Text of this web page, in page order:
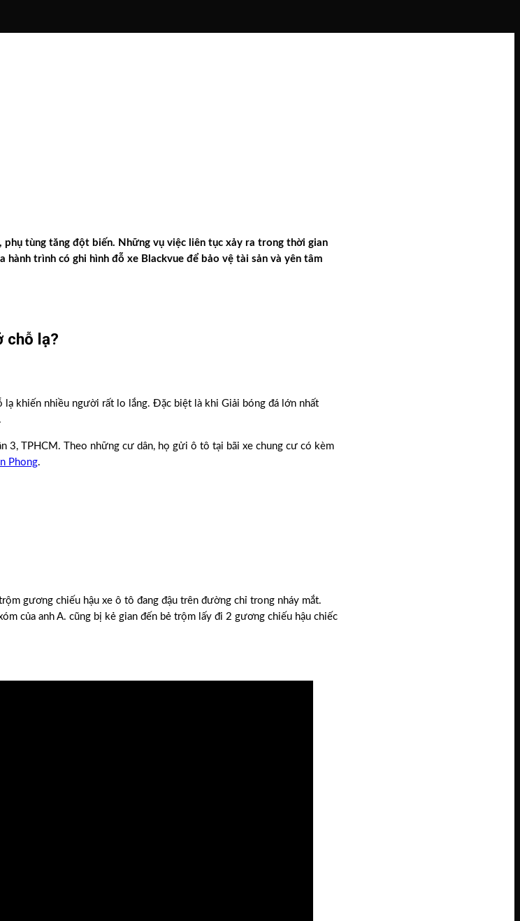
tùng tăng đột biến. Những vụ việc liên tục xảy ra trong thời gian
hành trình có ghi hình đỗ xe Blackvue để bảo vệ tài sản và yên tâm
chỗ lạ?
khiến nhiều người rất lo lắng. Đặc biệt là khi Giải bóng đá lớn nhất
3, TPHCM. Theo những cư dân, họ gửi ô tô tại bãi xe chung cư có kèm
Phong.
gương chiếu hậu xe ô tô đang đậu trên đường chỉ trong nháy mắt.
của anh A. cũng bị kẻ gian đến bẻ trộm lấy đi 2 gương chiếu hậu chiếc